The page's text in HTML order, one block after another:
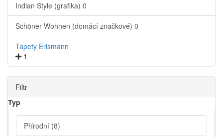
Indian Style (grafika) 0
Schöner Wohnen (domácí značkové) 0
Tapety Erismann
1
Filtr
Typ
Přírodní (8)